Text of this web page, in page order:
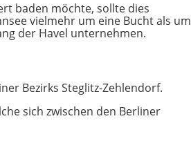
baden möchte, sollte dies
vielmehr um eine Bucht als um
der Havel unternehmen.
Bezirks Steglitz-Zehlendorf.
sich zwischen den Berliner